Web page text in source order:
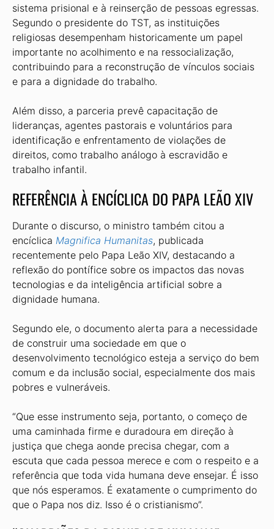
sistema prisional e à reinserção de pessoas egressas.
Segundo o presidente do TST, as instituições
religiosas desempenham historicamente um papel
importante no acolhimento e na ressocialização,
contribuindo para a reconstrução de vínculos sociais
e para a dignidade do trabalho.
Além disso, a parceria prevê capacitação de
lideranças, agentes pastorais e voluntários para
identificação e enfrentamento de violações de
direitos, como trabalho análogo à escravidão e
trabalho infantil.
REFERÊNCIA À ENCÍCLICA DO PAPA LEÃO XIV
Durante o discurso, o ministro também citou a
encíclica Magnifica Humanitas, publicada
recentemente pelo Papa Leão XIV, destacando a
reflexão do pontífice sobre os impactos das novas
tecnologias e da inteligência artificial sobre a
dignidade humana.
Segundo ele, o documento alerta para a necessidade
de construir uma sociedade em que o
desenvolvimento tecnológico esteja a serviço do bem
comum e da inclusão social, especialmente dos mais
pobres e vulneráveis.
“Que esse instrumento seja, portanto, o começo de
uma caminhada firme e duradoura em direção à
justiça que chega aonde precisa chegar, com a
escuta que cada pessoa merece e com o respeito e a
referência que toda vida humana deve ensejar. É isso
que nós esperamos. É exatamente o cumprimento do
que o Papa nos diz. Isso é o cristianismo”.